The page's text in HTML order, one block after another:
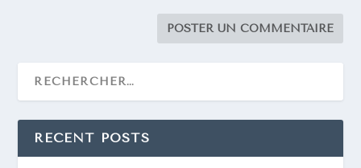
RECENT POSTS